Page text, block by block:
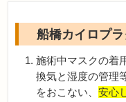
船橋カイロプ
施術中マスクの着
換気と湿度の管理
をおこない、安心